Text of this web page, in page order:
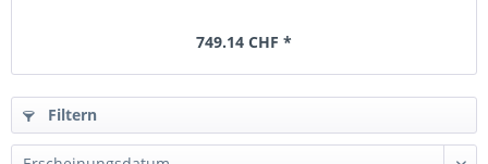
749.14 CHF *
Filtern